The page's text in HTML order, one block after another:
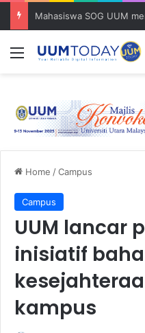
Menu
Home /Campus
Campus
UUM lancar
inisiatif
kampus